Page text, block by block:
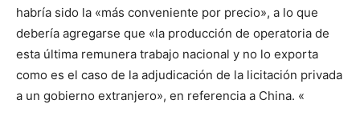
habría sido la «más conveniente por precio», a lo que
debería agregarse que «la producción de operatoria de
esta última remunera trabajo nacional y no lo exporta
como es el caso de la adjudicación de la licitación privada
a un gobierno extranjero», en referencia a China. «